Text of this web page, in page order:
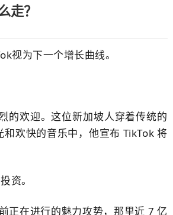
走？
视为下一个增长曲线。
的欢迎。这位新加坡人穿着传统的
和欢快的音乐中，他宣布 TikTok 将
资。
正在进行的魅力攻势，那里近 7 亿